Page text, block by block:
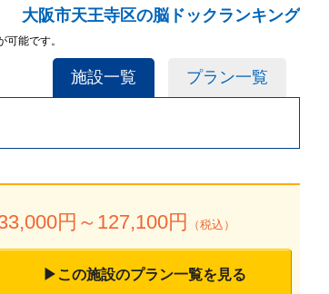
大阪市天王寺区の脳ドックランキング
能です。
施設一覧 プラン一覧
円～ 127,100円 （税込）
▶この施設のプラン一覧を見る